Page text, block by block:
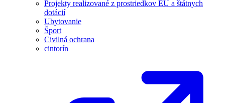
Projekty realizované z prostriedkov EÚ a štátnych
dotácií
Ubytovanie
Šport
Civilná ochrana
cintorín